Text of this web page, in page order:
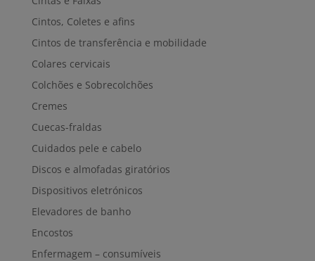
Cintos, Coletes e afins
Cintos de transferência e mobilidade
Colares cervicais
Colchões e Sobrecolchões
Cremes
Cuecas-fraldas
Cuidados pele e cabelo
Discos e almofadas giratórios
Dispositivos eletrónicos
Elevadores de banho
Encostos
Enfermagem – consumíveis